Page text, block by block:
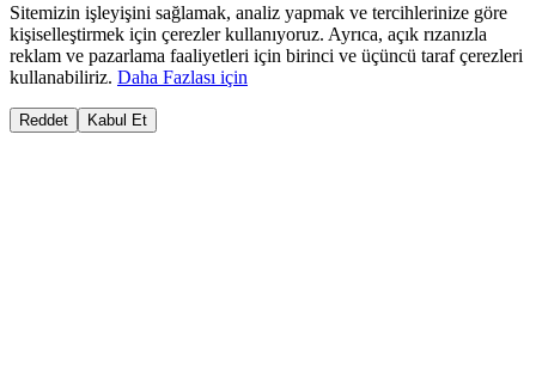
Sitemizin işleyişini sağlamak, analiz yapmak ve tercihlerinize göre
kişiselleştirmek için çerezler kullanıyoruz. Ayrıca, açık rızanızla
reklam ve pazarlama faaliyetleri için birinci ve üçüncü taraf çerezleri
kullanabiliriz. Daha Fazlası için
Reddet Kabul Et